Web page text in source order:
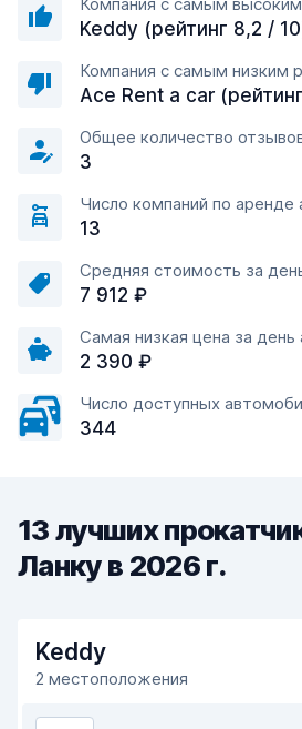
Keddy (рейтинг 8,2 /
Компания с самым низким
Ace Rent a car
Общее количество
3
Число компаний по аренде
13
Средняя стоимость за
7 912 ₽
Самая низкая цена за
2 390 ₽
Число доступных
344
13 лучших
Ланку в 2026 г.
Keddy
2 местоположения